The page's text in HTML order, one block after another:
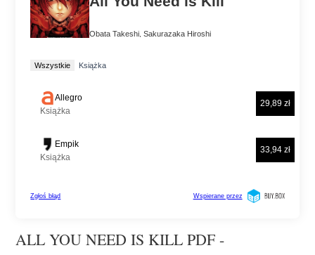
ALL YOU NEED IS KILL PDF -